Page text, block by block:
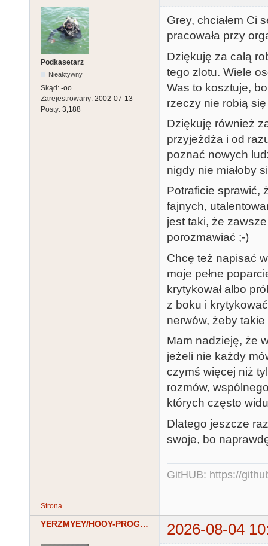
Podkasetarz
Nieaktywny
Skąd: -oo
Zarejestrowany: 2002-07-13
Posty: 3,188
Grey, chciałem Ci
pracowała przy
Dziękuję za całą
tego zlotu. Wiele
Was to kosztuje,
rzeczy nie robią
Dziękuję również
przyjeżdża i od
poznać nowych
nigdy nie miałoby
Potraficie sprawić,
fajnych,
jest taki, że
porozmawiać ;-)
Chcę też napisać
moje pełne
krytykował albo
z boku i
nerwów, żeby
Mam nadzieję, że
jeżeli nie każdy
czymś więcej niż
rozmów,
których często
Dlatego jeszcze
swoje, bo
GitHUB: https://
Strona
YERZMYEY/HOOY-PROGRAM 2026-08-04